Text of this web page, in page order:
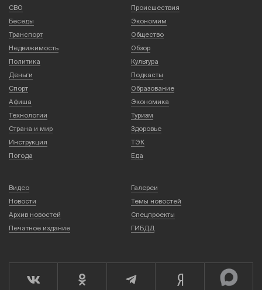
СВО
Происшествия
Беседы
Экономим
Транспорт
Общество
Недвижимость
Обзор
Политика
Культура
Деньги
Подкасты
Спорт
Образование
Афиша
Экономика
Технологии
Туризм
Страна и мир
Здоровье
Инструкция
ТЭК
Погода
Еда
Видео
Галереи
Новости
Темы новостей
Архив новостей
Спецпроекты
Печатное издание
ГИБДД